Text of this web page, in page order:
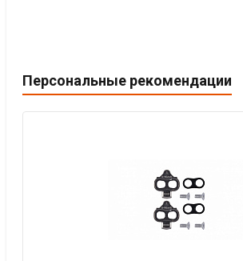
Персональные рекомендации